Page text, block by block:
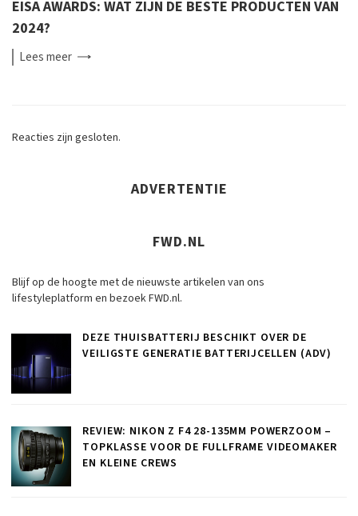
EISA AWARDS: WAT ZIJN DE BESTE PRODUCTEN VAN
2024?
Leesmeer
Reacties zijn gesloten.
ADVERTENTIE
FWD.NL
Blijf op de hoogte met de nieuwste artikelen van ons
lifestyleplatform en bezoek FWD.nl.
DEZE THUISBATTERIJ BESCHIKT OVER DE
VEILIGSTE GENERATIE BATTERIJCELLEN (ADV)
REVIEW: NIKON Z F4 28-135MM POWERZOOM –
TOPKLASSE VOOR DE FULLFRAME VIDEOMAKER
EN KLEINE CREWS